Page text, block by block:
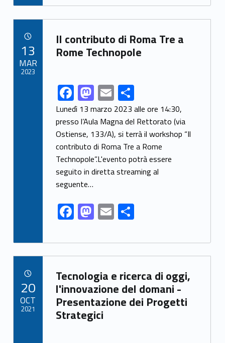
e
b
o
o
to
d
o
n
ai
l
ar
e
Link identifier archive #link-archive-56266
Il contributo di Roma Tre a
Rome Technopole
Link identifier share facebook archive #share-link-archive-35148F
ac
e
b
o
o
k
M
as
to
d
o
n
E
m
ai
l
S
h
ar
e
Lunedì 13 marzo 2023 alle ore 14:30,
presso l’Aula Magna del Rettorato (via
Ostiense, 133/A), si terrà il workshop “Il
contributo di Roma Tre a Rome
Technopole”.L'evento potrà essere
seguito in diretta streaming al
seguente…
F
ac
e
b
o
o
k
M
as
to
d
o
n
E
m
ai
l
S
h
ar
e
13
MAR
2023
Link identifier archive #link-archive-81079
Tecnologia e ricerca di oggi,
l'innovazione del domani -
Presentazione dei Progetti
Strategici
20
OCT
2021